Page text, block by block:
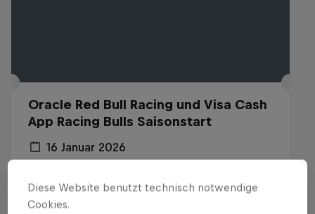
Oracle Red Bull Racing und Visa Cash
App Racing Bulls Saisonstart
16 Januar 2026
Diese Website benutzt technisch notwendige
Cookies.